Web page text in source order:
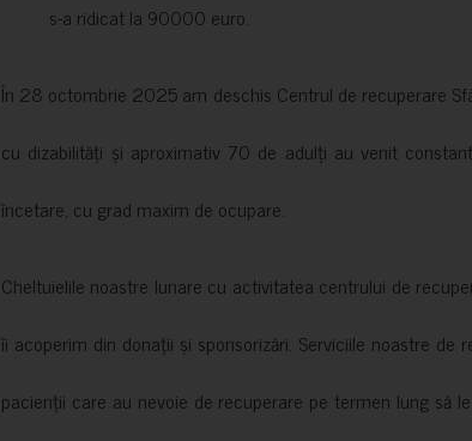
s-a ridicat la 90000 euro.
În 28 octombrie 2025 am deschis Centrul de recuperare
cu dizabilități și aproximativ 70 de adulți au venit
încetare, cu grad maxim de ocupare.
Cheltuielile noastre lunare cu activitatea centrului de
îi acoperim din donații și sponsorizări. Serviciile noastre
pacienții care au nevoie de recuperare pe termen lung să